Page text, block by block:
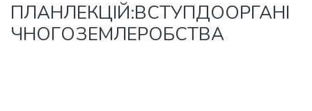
ПЛАНЛЕКЦІЙ:ВСТУПДООРГАНІ
ЧНОГОЗЕМЛЕРОБСТВА